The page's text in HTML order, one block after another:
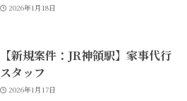
2026年1月18日
【新規案件：JR神領駅】家事代行
スタッフ
2026年1月17日